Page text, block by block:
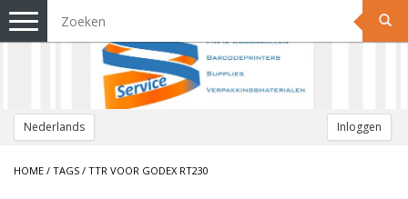
Nederlands Inloggen
Toggle
navigation
HOME / TAGS / TTR VOOR GODEX RT230